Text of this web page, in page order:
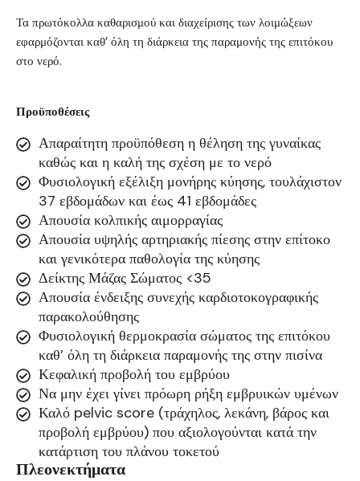
Τα πρωτόκολλα καθαρισμού και διαχείρισης των λοιμώξεων
εφαρμόζονται καθ’ όλη τη διάρκεια της παραμονής της επιτόκου
στο νερό.
Προϋποθέσεις
Απαραίτητη προϋπόθεση η θέληση της γυναίκας
καθώς και η καλή της σχέση με το νερό
Φυσιολογική εξέλιξη μονήρης κύησης, τουλάχιστον
37 εβδομάδων και έως 41 εβδομάδες
Απουσία κολπικής αιμορραγίας
Απουσία υψηλής αρτηριακής πίεσης στην επίτοκο
και γενικότερα παθολογία της κύησης
Δείκτης Μάζας Σώματος <35
Απουσία ένδειξης συνεχής καρδιοτοκογραφικής
παρακολούθησης
Φυσιολογική θερμοκρασία σώματος της επιτόκου
καθ’ όλη τη διάρκεια παραμονής της στην πισίνα
Κεφαλική προβολή του εμβρύου
Να μην έχει γίνει πρόωρη ρήξη εμβρυικών υμένων
Καλό pelvic score (τράχηλος, λεκάνη, βάρος και
προβολή εμβρύου) που αξιολογούνται κατά την
κατάρτιση του πλάνου τοκετού
Πλεονεκτήματα